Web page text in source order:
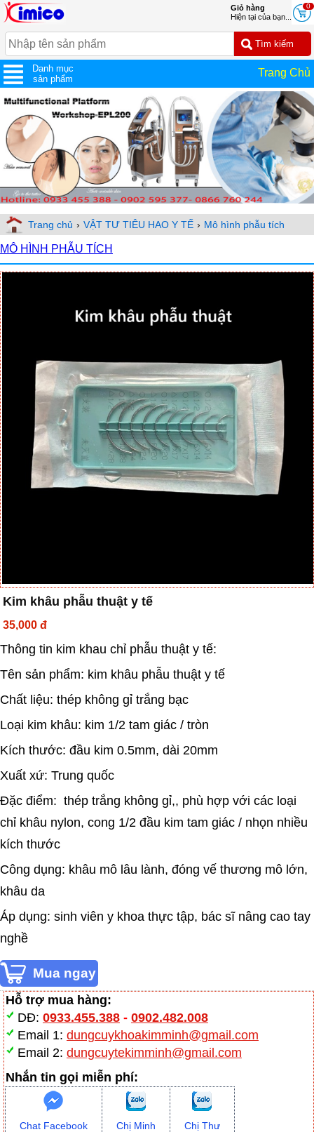
0
Giỏ hàng
Hiện tại của bạn...
Danh mục
sản phẩm
Trang Chủ
Trang chủ › VẬT TƯ TIÊU HAO Y TẾ › Mô hình phẫu tích
MÔ HÌNH PHẪU TÍCH
Kim khâu phẫu thuật y tế
35,000 đ
Thông tin kim khau chỉ phẫu thuật y tế:
Tên sản phẩm: kim khâu phẫu thuật y tế
Chất liệu: thép không gỉ trắng bạc
Loại kim khâu: kim 1/2 tam giác / tròn
Kích thước: đầu kim 0.5mm, dài 20mm
Xuất xứ: Trung quốc
Đặc điểm: thép trắng không gỉ,, phù hợp với các loại
chỉ khâu nylon, cong 1/2 đầu kim tam giác / nhọn nhiều
kích thước
Công dụng: khâu mô lâu lành, đóng vế thương mô lớn,
khâu da
Áp dụng: sinh viên y khoa thực tập, bác sĩ nâng cao tay
nghề
Hỗ trợ mua hàng:
DĐ: 0933.455.388- 0902.482.008
Email 1: dungcuykhoakimminh@gmail.com
Email 2: dungcuytekimminh@gmail.com
Nhắn tin gọi miễn phí:
Chat Facebook Chị Minh Chị Thư